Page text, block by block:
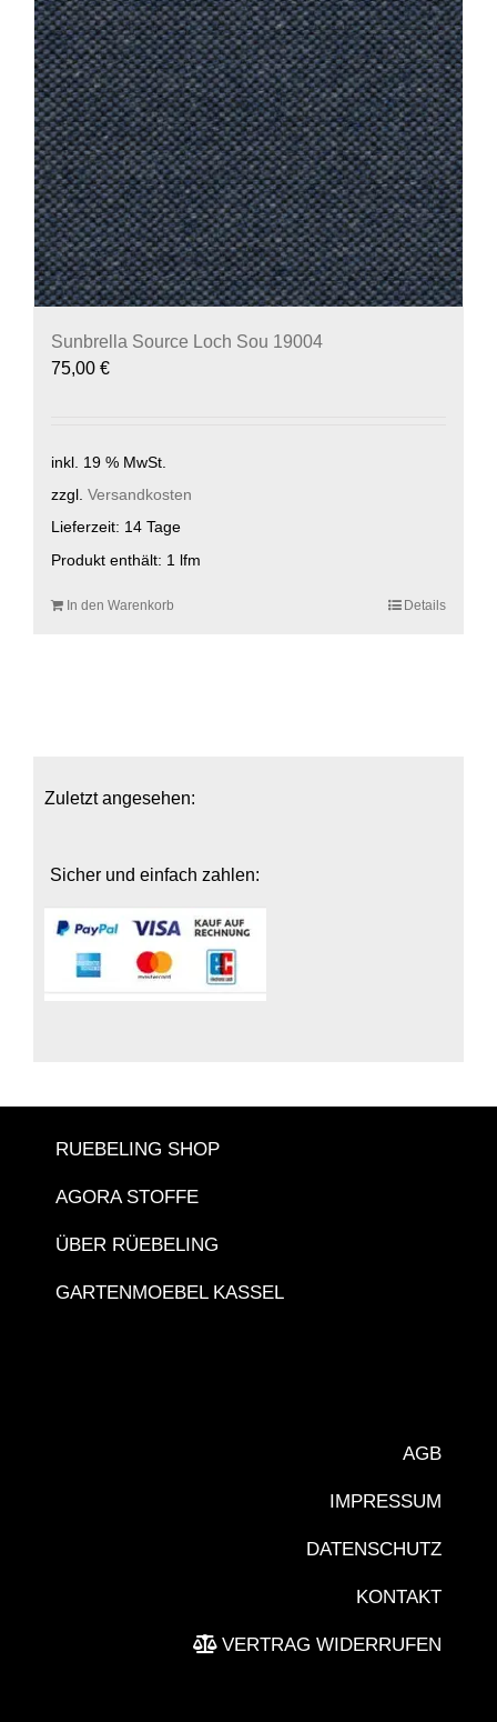
Sunbrella Source Loch Sou 19004
75,00 €
inkl. 19 % MwSt.
zzgl. Versandkosten
Lieferzeit: 14 Tage
Produkt enthält: 1 lfm
In den Warenkorb Details
Zuletzt angesehen:
Sicher und einfach zahlen:
RUEBELING SHOP
AGORA STOFFE
ÜBER RÜEBELING
GARTENMOEBEL KASSEL
AGB
IMPRESSUM
DATENSCHUTZ
KONTAKT
VERTRAG WIDERRUFEN